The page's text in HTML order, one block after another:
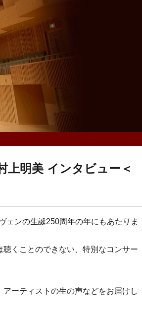
上明美 インタビュー＜
ェンの生誕250周年の年にもあたりま
くことのできない、特別なコンサー
ーティストの生の声などをお届けし